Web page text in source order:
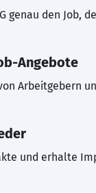
genau den Job,
Angebote
Arbeitgebern
und erhalte